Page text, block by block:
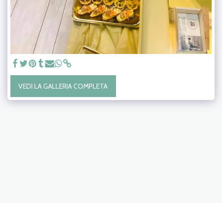
VEDI LA GALLERIA COMPLETA